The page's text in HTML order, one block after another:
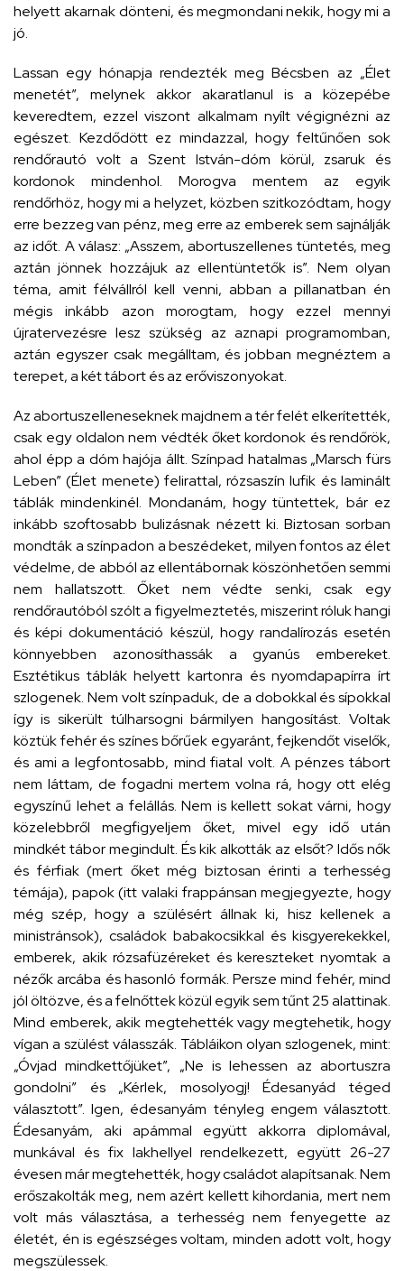
helyett akarnak dönteni, és megmondani nekik, hogy mi a
jó.
Lassan egy hónapja rendezték meg Bécsben az „Élet
menetét”, melynek akkor akaratlanul is a közepébe
keveredtem, ezzel viszont alkalmam nyílt végignézni az
egészet. Kezdődött ez mindazzal, hogy feltűnően sok
rendőrautó volt a Szent István-dóm körül, zsaruk és
kordonok mindenhol. Morogva mentem az egyik
rendőrhöz, hogy mi a helyzet, közben szitkozódtam, hogy
erre bezzeg van pénz, meg erre az emberek sem sajnálják
az időt. A válasz: „Asszem, abortuszellenes tüntetés, meg
aztán jönnek hozzájuk az ellentüntetők is”. Nem olyan
téma, amit félvállról kell venni, abban a pillanatban én
mégis inkább azon morogtam, hogy ezzel mennyi
újratervezésre lesz szükség az aznapi programomban,
aztán egyszer csak megálltam, és jobban megnéztem a
terepet, a két tábort és az erőviszonyokat.
Az abortuszelleneseknek majdnem a tér felét elkerítették,
csak egy oldalon nem védték őket kordonok és rendőrök,
ahol épp a dóm hajója állt. Színpad hatalmas „Marsch fürs
Leben” (Élet menete) felirattal, rózsaszín lufik és laminált
táblák mindenkinél. Mondanám, hogy tüntettek, bár ez
inkább szoftosabb bulizásnak nézett ki. Biztosan sorban
mondták a színpadon a beszédeket, milyen fontos az élet
védelme, de abból az ellentábornak köszönhetően semmi
nem hallatszott. Őket nem védte senki, csak egy
rendőrautóból szólt a figyelmeztetés, miszerint róluk hangi
és képi dokumentáció készül, hogy randalírozás esetén
könnyebben azonosíthassák a gyanús embereket.
Esztétikus táblák helyett kartonra és nyomdapapírra írt
szlogenek. Nem volt színpaduk, de a dobokkal és sípokkal
így is sikerült túlharsogni bármilyen hangosítást. Voltak
köztük fehér és színes bőrűek egyaránt, fejkendőt viselők,
és ami a legfontosabb, mind fiatal volt. A pénzes tábort
nem láttam, de fogadni mertem volna rá, hogy ott elég
egyszínű lehet a felállás. Nem is kellett sokat várni, hogy
közelebbről megfigyeljem őket, mivel egy idő után
mindkét tábor megindult. És kik alkották az elsőt? Idős nők
és férfiak (mert őket még biztosan érinti a terhesség
témája), papok (itt valaki frappánsan megjegyezte, hogy
még szép, hogy a szülésért állnak ki, hisz kellenek a
ministránsok), családok babakocsikkal és kisgyerekekkel,
emberek, akik rózsafüzéreket és kereszteket nyomtak a
nézők arcába és hasonló formák. Persze mind fehér, mind
jól öltözve, és a felnőttek közül egyik sem tűnt 25 alattinak.
Mind emberek, akik megtehették vagy megtehetik, hogy
vígan a szülést válasszák. Tábláikon olyan szlogenek, mint:
„Óvjad mindkettőjüket”, „Ne is lehessen az abortuszra
gondolni” és „Kérlek, mosolyogj! Édesanyád téged
választott”. Igen, édesanyám tényleg engem választott.
Édesanyám, aki apámmal együtt akkorra diplomával,
munkával és fix lakhellyel rendelkezett, együtt 26-27
évesen már megtehették, hogy családot alapítsanak. Nem
erőszakolták meg, nem azért kellett kihordania, mert nem
volt más választása, a terhesség nem fenyegette az
életét, én is egészséges voltam, minden adott volt, hogy
megszülessek.